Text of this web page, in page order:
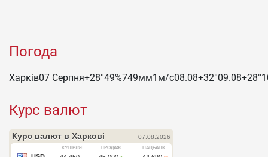
Погода
Харків07 Серпня+28°49%749мм1 м/c08.08+32°09.08+28°
Курс валют